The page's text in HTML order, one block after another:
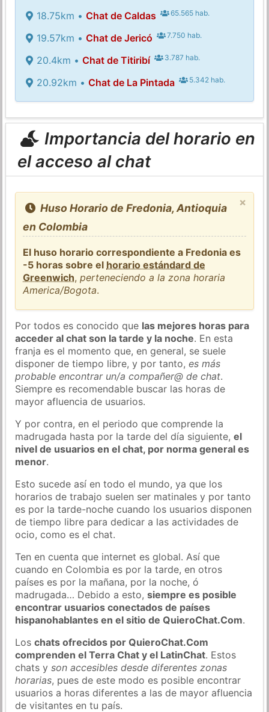
18.75km • Chat de Caldas 65.565 hab.
19.57km • Chat de Jericó 7.750 hab.
20.4km • Chat de Titiribí 3.787 hab.
20.92km • Chat de La Pintada 5.342 hab.
Importancia del horario en
el acceso al chat
×
Huso Horario de Fredonia, Antioquia
en Colombia
El huso horario correspondiente a Fredonia es
-5 horas sobre el horario estándard de
Greenwich,perteneciendo a la zona horaria
America/Bogota.
Por todos es conocido que las mejores horas para
acceder al chat son la tarde y la noche. En esta
franja es el momento que, en general, se suele
disponer de tiempo libre, y por tanto,es más
probable encontrar un/a compañer@ de chat.
Siempre es recomendable buscar las horas de
mayor afluencia de usuarios.
Y por contra, en el periodo que comprende la
madrugada hasta por la tarde del día siguiente,el
nivel de usuarios en el chat, por norma general es
menor.
Esto sucede así en todo el mundo, ya que los
horarios de trabajo suelen ser matinales y por tanto
es por la tarde-noche cuando los usuarios disponen
de tiempo libre para dedicar a las actividades de
ocio, como es el chat.
Ten en cuenta que internet es global. Así que
cuando en Colombia es por la tarde, en otros
países es por la mañana, por la noche, ó
madrugada… Debido a esto,siempre es posible
encontrar usuarios conectados de países
hispanohablantes en el sitio de QuieroChat.Com.
Loschats ofrecidos por QuieroChat.Com
comprenden el Terra Chat y el LatinChat. Estos
chats yson accesibles desde diferentes zonas
horarias, pues de este modo es posible encontrar
usuarios a horas diferentes a las de mayor afluencia
de visitantes en tu país.